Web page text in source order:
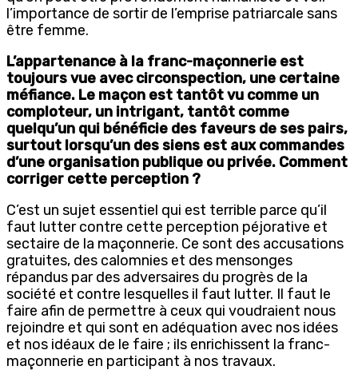
l’importance de sortir de l’emprise patriarcale sans
être femme.
L’appartenance à la franc-maçonnerie est
toujours vue avec circonspection, une certaine
méfiance. Le maçon est tantôt vu comme un
comploteur, un intrigant, tantôt comme
quelqu’un qui bénéficie des faveurs de ses pairs,
surtout lorsqu’un des siens est aux commandes
d’une organisation publique ou privée. Comment
corriger cette perception ?
C’est un sujet essentiel qui est terrible parce qu’il
faut lutter contre cette perception péjorative et
sectaire de la maçonnerie. Ce sont des accusations
gratuites, des calomnies et des mensonges
répandus par des adversaires du progrès de la
société et contre lesquelles il faut lutter. Il faut le
faire afin de permettre à ceux qui voudraient nous
rejoindre et qui sont en adéquation avec nos idées
et nos idéaux de le faire ; ils enrichissent la franc-
maçonnerie en participant à nos travaux.